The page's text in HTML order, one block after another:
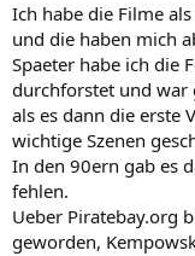
Ich habe die Filme
und die haben mich
Spaeter habe ich die
durchforstet und war
als es dann die erste
wichtige Szenen
In den 90ern gab es
fehlen.
Ueber Piratebay.org
geworden,